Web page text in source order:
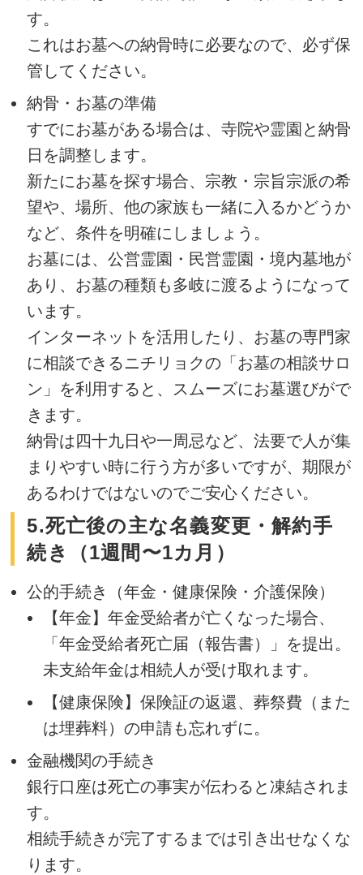
す。
これはお墓への納骨時に必要なので、必ず保
管してください。
納骨・お墓の準備
すでにお墓がある場合は、寺院や霊園と納骨
日を調整します。
新たにお墓を探す場合、宗教・宗旨宗派の希
望や、場所、他の家族も一緒に入るかどうか
など、条件を明確にしましょう。
お墓には、公営霊園・民営霊園・境内墓地が
あり、お墓の種類も多岐に渡るようになって
います。
インターネットを活用したり、お墓の専門家
に相談できるニチリョクの「お墓の相談サロ
ン」を利用すると、スムーズにお墓選びがで
きます。
納骨は四十九日や一周忌など、法要で人が集
まりやすい時に行う方が多いですが、期限が
あるわけではないのでご安心ください。
5.死亡後の主な名義変更・解約手
続き（1週間〜1カ月）
公的手続き（年金・健康保険・介護保険）
【年金】年金受給者が亡くなった場合、
「年金受給者死亡届（報告書）」を提出。
未支給年金は相続人が受け取れます。
【健康保険】保険証の返還、葬祭費（また
は埋葬料）の申請も忘れずに。
金融機関の手続き
銀行口座は死亡の事実が伝わると凍結されま
す。
相続手続きが完了するまでは引き出せなくな
ります。